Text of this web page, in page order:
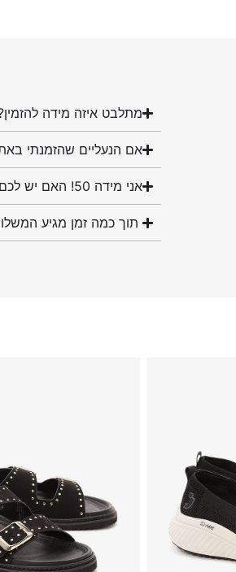
מתלבט איזה מידה
אם הנעליים שהזמנתי
אני מידה 50! האם יש לכם נעליים במידה שלי?
תוך כמה זמן מגיע